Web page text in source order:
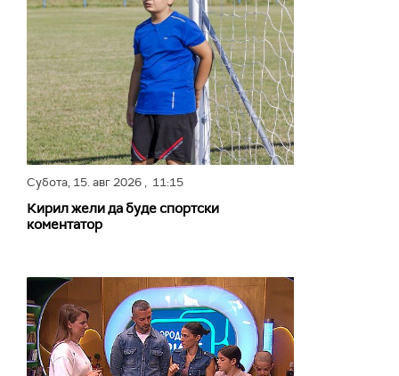
Субота, 15. авг 2026, 11:15
Кирил жели да буде спортски
коментатор